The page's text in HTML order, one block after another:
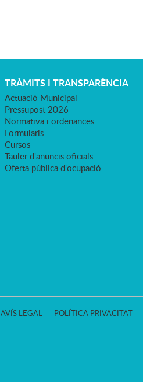
TRÀMITS I TRANSPARÈNCIA
Actuació Municipal
Pressupost 2026
Normativa i ordenances
Formularis
Cursos
Tauler d'anuncis oficials
Oferta pública d'ocupació
AVÍS LEGAL POLÍTICA PRIVACITAT